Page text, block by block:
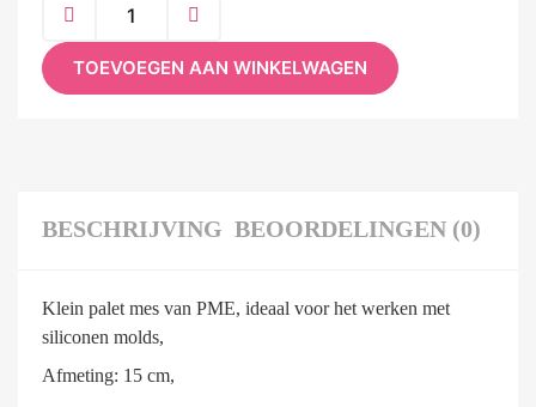
TOEVOEGEN AAN WINKELWAGEN
BESCHRIJVING BEOORDELINGEN (0)
Klein palet mes van PME, ideaal voor het werken met
siliconen molds,
Afmeting: 15 cm,